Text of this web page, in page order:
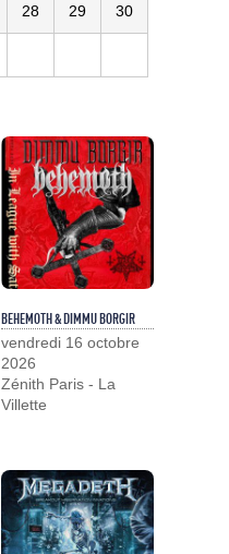
28 29 30
BEHEMOTH & DIMMU BORGIR
vendredi 16 octobre
2026
Zénith Paris - La
Villette